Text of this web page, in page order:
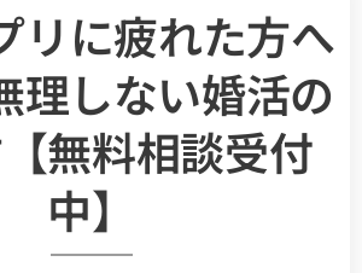
リに疲れた方へ
理しない婚活の
無料相談受付
中】